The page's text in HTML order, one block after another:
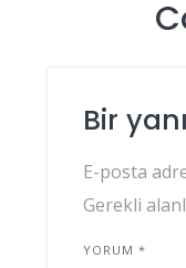
Bir
E-posta
Gerekli
YORUM *